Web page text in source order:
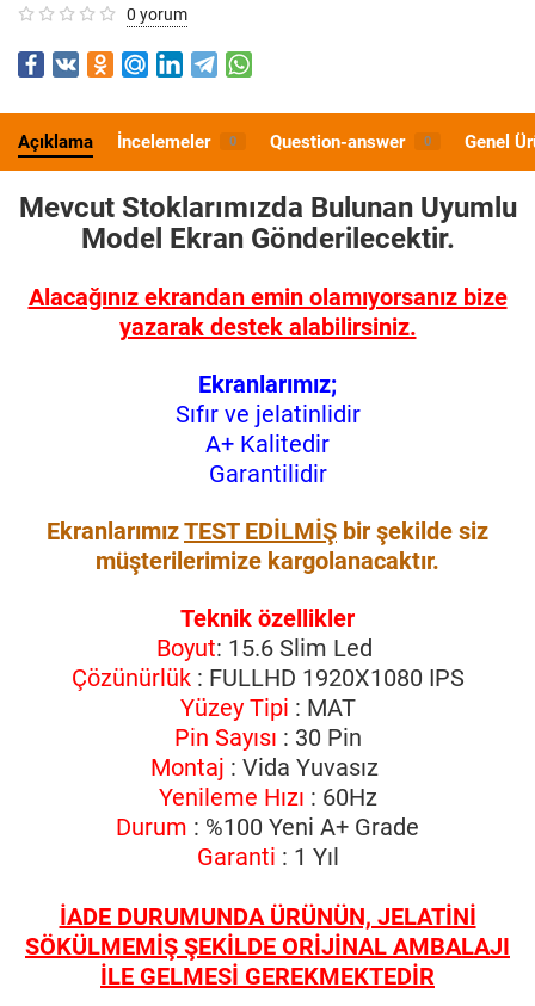
0 yorum
Açıklama İncelemeler 0 Question-answer 0 Genel
Mevcut Stoklarımızda Bulunan Uyumlu
Model Ekran Gönderilecektir.
Alacağınız ekrandan emin olamıyorsanız bize
yazarak destek alabilirsiniz.
Ekranlarımız;
Sıfır ve jelatinlidir
A+ Kalitedir
Garantilidir
EkranlarımızTEST EDİLMİŞ bir şekilde siz
müşterilerimize kargolanacaktır.
Teknik özellikler
Boyut: 15.6 Slim Led
Çözünürlük: FULLHD 1920X1080 IPS
Yüzey Tipi : MAT
Pin Sayısı : 30 Pin
Montaj : Vida Yuvasız
Yenileme Hızı : 60Hz
Durum : %100 Yeni A+ Grade
Garanti : 1 Yıl
İADE DURUMUNDA ÜRÜNÜN, JELATİNİ
SÖKÜLMEMİŞ ŞEKİLDE ORİJİNAL AMBALAJI
İLE GELMESİ GEREKMEKTEDİR